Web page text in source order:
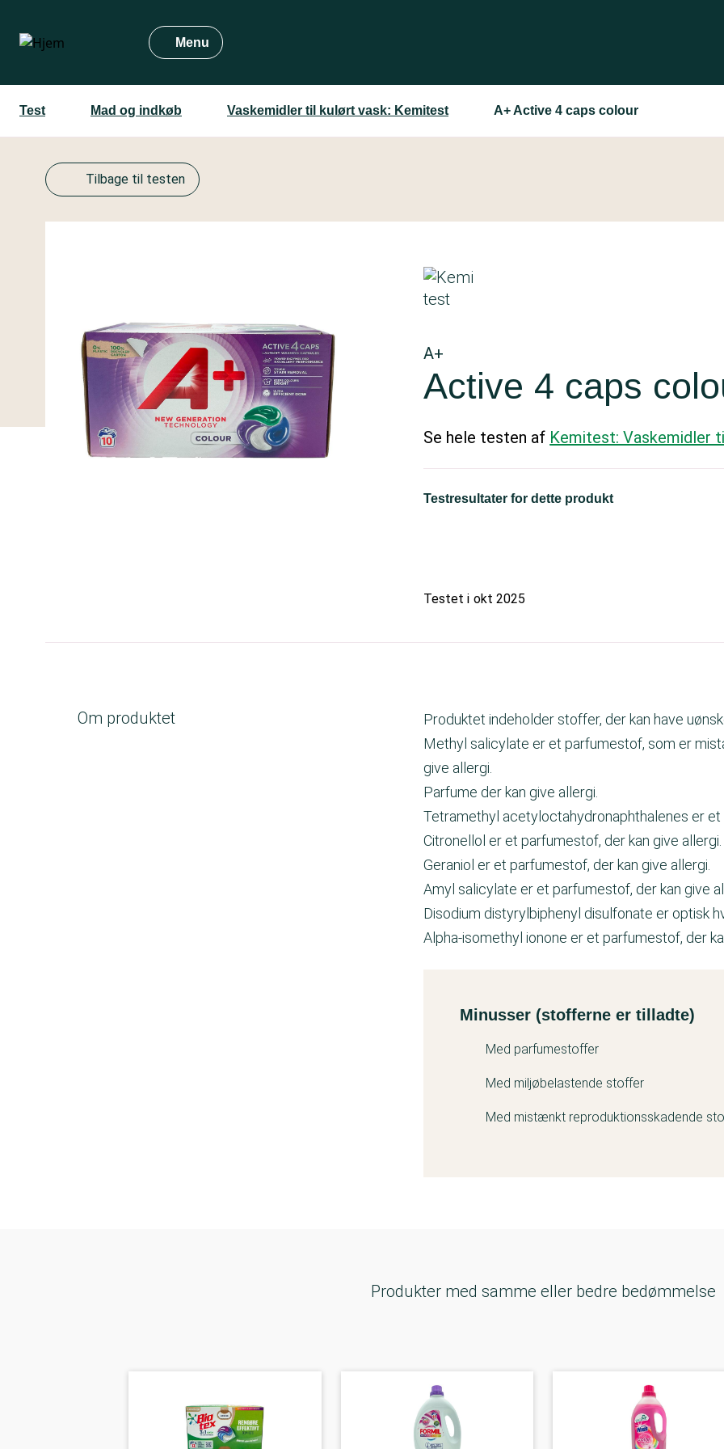
hovedindhold
Menu
Test Mad og indkøb Vaskemidler til kulørt vask: Kemitest A+ Active 4 caps colour
Tilbage til testen
A+
Active 4 caps
Se hele testen af Kemitest: Vaskemidler
Testresultater for dette produkt
Testet i okt 2025
Om produktet
Produktet indeholder stoffer, der kan have
Methyl salicylate er et parfumestof, som er
give allergi.
Parfume der kan give allergi.
Tetramethyl acetyloctahydronaphthalenes er
Citronellol er et parfumestof, der kan give allergi.
Geraniol er et parfumestof, der kan give allergi.
Amyl salicylate er et parfumestof, der kan give
Disodium distyrylbiphenyl disulfonate er optisk
Alpha-isomethyl ionone er et parfumestof, der
Kemitest
Minusser (stofferne er tilladte)
Med parfumestoffer
Med miljøbelastende stoffer
Med mistænkt reproduktionsskadende
Produkter med samme eller bedre bedømmelse